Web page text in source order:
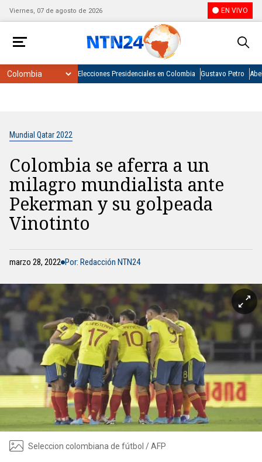
Viernes, 07 de agosto de 2026 EN VIVO
Elecciones Presidenciales en Colombia Gustavo Petro
Mundial Qatar 2022
Colombia se aferra a un
milagro mundialista ante
Pekerman y su golpeada
Vinotinto
marzo 28, 2022 Por: Redacción NTN24
Seleccion colombiana de fútbol / AFP